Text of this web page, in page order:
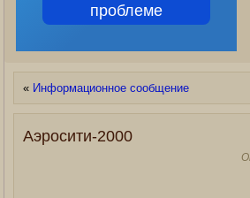
проблеме
« Информационное сообщение
Аэросити-2000